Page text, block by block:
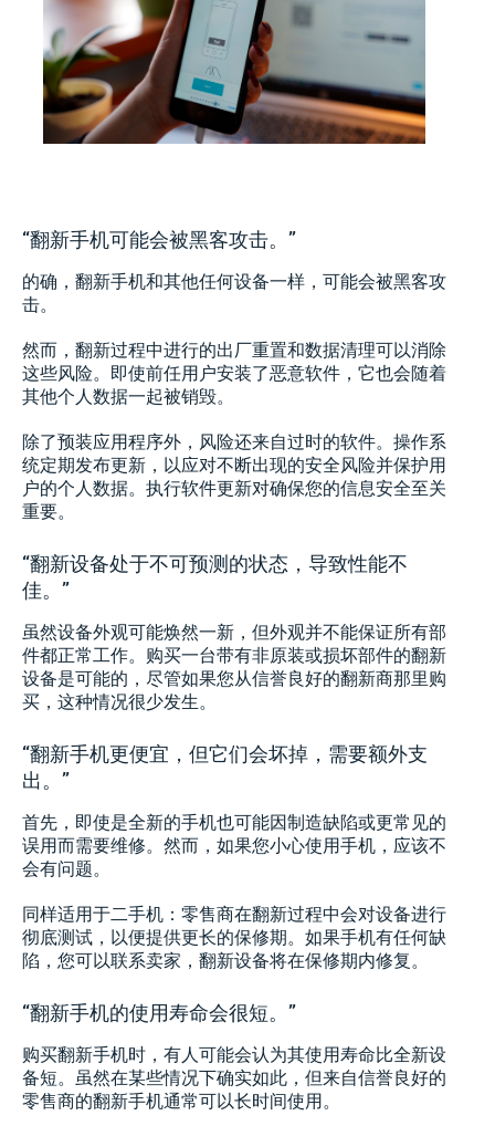
“翻新手机可能会被黑客攻击。”
的确，翻新手机和其他任何设备一样，可能会被黑客攻
击。
然而，翻新过程中进行的出厂重置和数据清理可以消除
这些风险。即使前任用户安装了恶意软件，它也会随着
其他个人数据一起被销毁。
除了预装应用程序外，风险还来自过时的软件。操作系
统定期发布更新，以应对不断出现的安全风险并保护用
户的个人数据。执行软件更新对确保您的信息安全至关
重要。
“翻新设备处于不可预测的状态，导致性能不
佳。”
虽然设备外观可能焕然一新，但外观并不能保证所有部
件都正常工作。购买一台带有非原装或损坏部件的翻新
设备是可能的，尽管如果您从信誉良好的翻新商那里购
买，这种情况很少发生。
“翻新手机更便宜，但它们会坏掉，需要额外支
出。”
首先，即使是全新的手机也可能因制造缺陷或更常见的
误用而需要维修。然而，如果您小心使用手机，应该不
会有问题。
同样适用于二手机：零售商在翻新过程中会对设备进行
彻底测试，以便提供更长的保修期。如果手机有任何缺
陷，您可以联系卖家，翻新设备将在保修期内修复。
“翻新手机的使用寿命会很短。”
购买翻新手机时，有人可能会认为其使用寿命比全新设
备短。虽然在某些情况下确实如此，但来自信誉良好的
零售商的翻新手机通常可以长时间使用。